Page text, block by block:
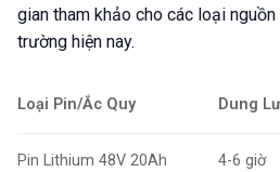
gian tham khảo cho các loại
trường hiện nay.
Loại Pin/Ắc Quy Dung
Pin Lithium 48V 20Ah 4-6 giờ